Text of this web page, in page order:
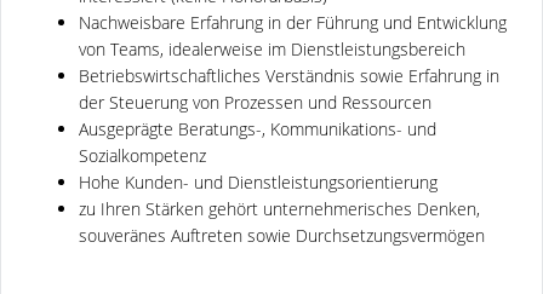
Nachweisbare Erfahrung in der Führung und Entwicklung
von Teams, idealerweise im Dienstleistungsbereich
Betriebswirtschaftliches Verständnis sowie Erfahrung in
der Steuerung von Prozessen und Ressourcen
Ausgeprägte Beratungs-, Kommunikations- und
Sozialkompetenz
Hohe Kunden- und Dienstleistungsorientierung
zu Ihren Stärken gehört unternehmerisches Denken,
souveränes Auftreten sowie Durchsetzungsvermögen